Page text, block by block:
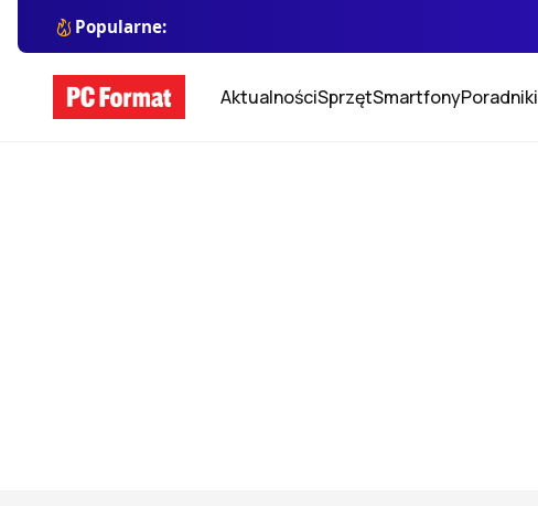
Popularne:
AktualnościSprzętSmartfonyPoradniki